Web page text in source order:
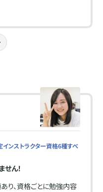
インストラクター資格6種すべ
ん！
り、資格ごとに勉強内容